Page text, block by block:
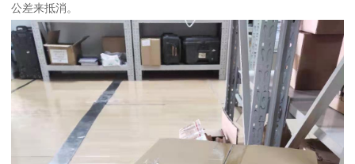
公差来抵消。